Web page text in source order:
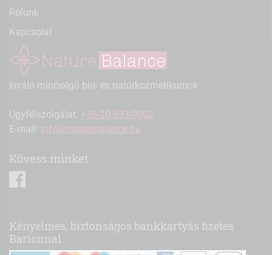
Rólunk
Kapcsolat
kiváló minőségű bio- és natúrkozmetikumok
Ügyfélszolgálat: +36-20-593-0902
E-mail: info@naturebalance.hu
Kövess minket:
Kényelmes, biztonságos bankkártyás fizetés
Barionnal